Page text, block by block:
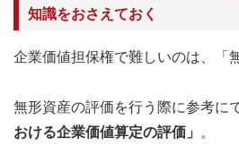
知識をおさえておく
企業価値担保権で難しいのは、「
無形資産の評価を行う際に参考に
おける企業価値算定の評価」 。